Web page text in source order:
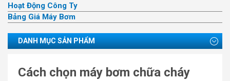
Hoạt Động Công Ty
Bảng Giá Máy Bơm
DANH MỤC SẢN PHẨM
Cách chọn máy bơm chữa cháy